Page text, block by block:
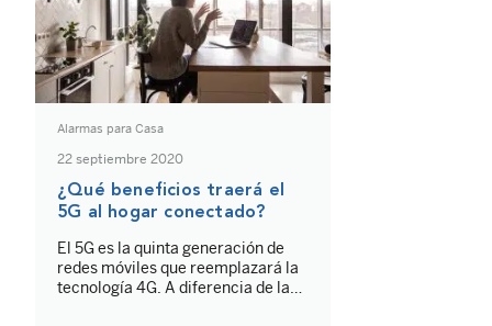
Alarmas para Casa
22 septiembre 2020
¿Qué beneficios traerá el
5G al hogar conectado?
El 5G es la quinta generación de
redes móviles que reemplazará la
tecnología 4G. A diferencia de la